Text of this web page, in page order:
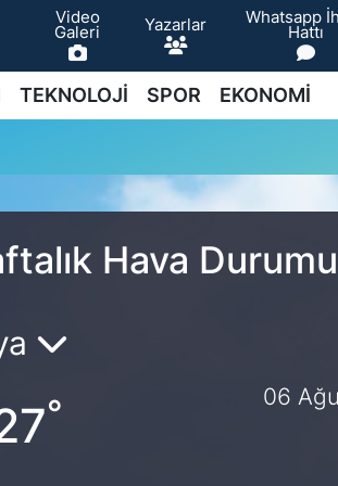
Video
Galeri Yazarlar Whatsapp
Hattı
TEKNOLOJİ SPOR EKONOMİ
Hava
° 06